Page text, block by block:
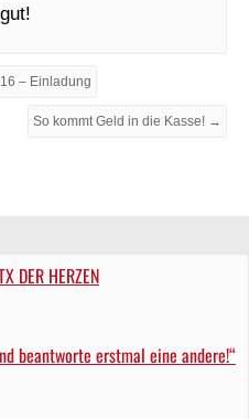
DER HERZEN
beantworte erstmal eine andere!“
– Einladung
So kommt Geld in die Kasse! →